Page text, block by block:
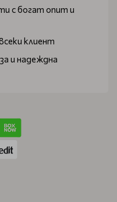
с богат опит и
клиент
и надеждна